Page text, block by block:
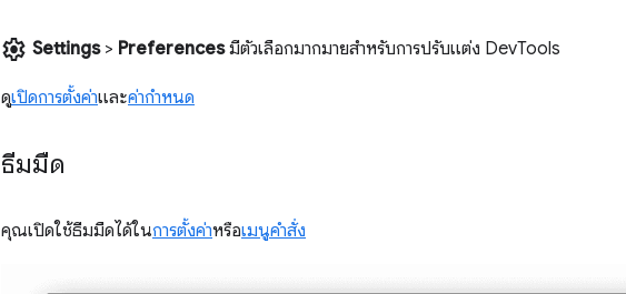
settings Settings> Preferencesมีตัวเลือกมากมายสำหรับการปรับแต่ง DevTools
ดูเปิดการตั้งค่าและค่ากําหนด
ธีมมืด
คุณเปิดใช้ธีมมืดได้ในการตั้งค่าหรือเมนูคำสั่ง